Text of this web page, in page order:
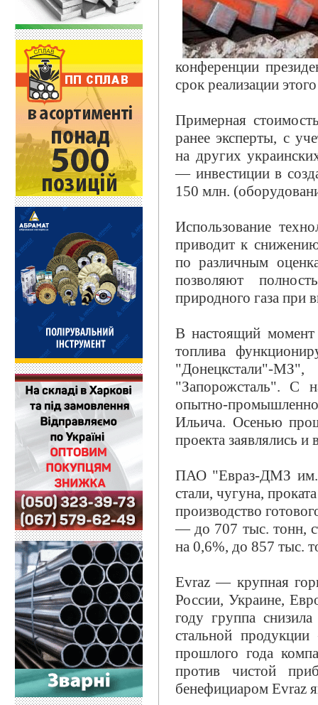
конференции
срок реализации
Примерная
ранее эксперты, с
на других
— инвестиции в
150 млн.
Использование
приводит к
по различным
позволяют
природного газа при
В настоящий момент
топлива
"Донецкстали"-
"Запорожсталь". С
опытно-
Ильича. Осенью
проекта заявлялись
ПАО "Евраз-ДМЗ им.
стали, чугуна,
производство
— до 707 тыс. тонн,
на 0,6%, до 857 тыс.
Evraz — крупная
России, Украине,
году группа
стальной
прошлого года
против чистой
бенефициаром Evraz